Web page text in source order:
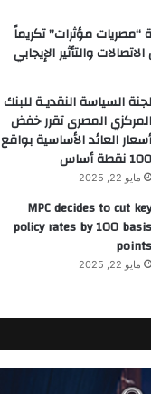
“مصريات مؤثرات” تكريماً
والتأثير الإيجابي
لجنة السياسة النقديـة للبنك
المركزي المصرى تقرر خفض
أسعار العائد الأساسية بواقع
100 نقطة أساس
مايو 22, 2025
MPC decides to cut key
policy rates by 100 basis
points
مايو 22, 2025